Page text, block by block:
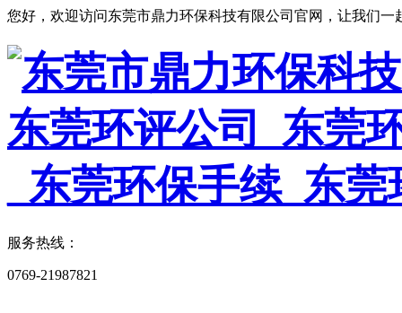
您好，欢迎访问东莞市鼎力环保科技有限公司官网，让我们
服务热线：
0769-21987821